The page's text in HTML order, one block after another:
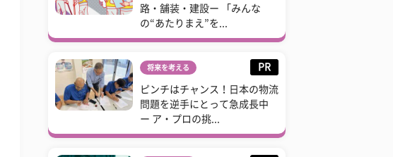
路・舗装・建設ー 「みんな
の“あたりまえ”を...
将来を考える PR
ピンチはチャンス！日本の物流
問題を逆手にとって急成長中
ー ア・プロの挑...